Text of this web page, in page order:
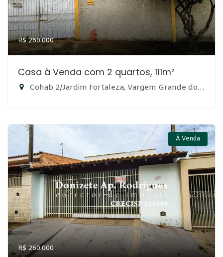
R$ 260.000
Casa à Venda com 2 quartos, 111m²
Cohab 2/Jardim Fortaleza, Vargem Grande do Sul-SP
À Venda
R$ 260.000